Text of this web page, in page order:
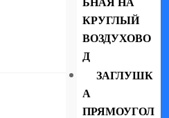
КРУГЛЫЙ
ВОЗДУХОВО
Д
ЗАГЛУШК
А
ПРЯМОУГОЛ